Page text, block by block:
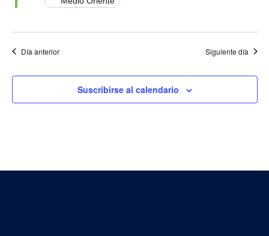
Día anterior Siguiente día
Suscribirse al calendario